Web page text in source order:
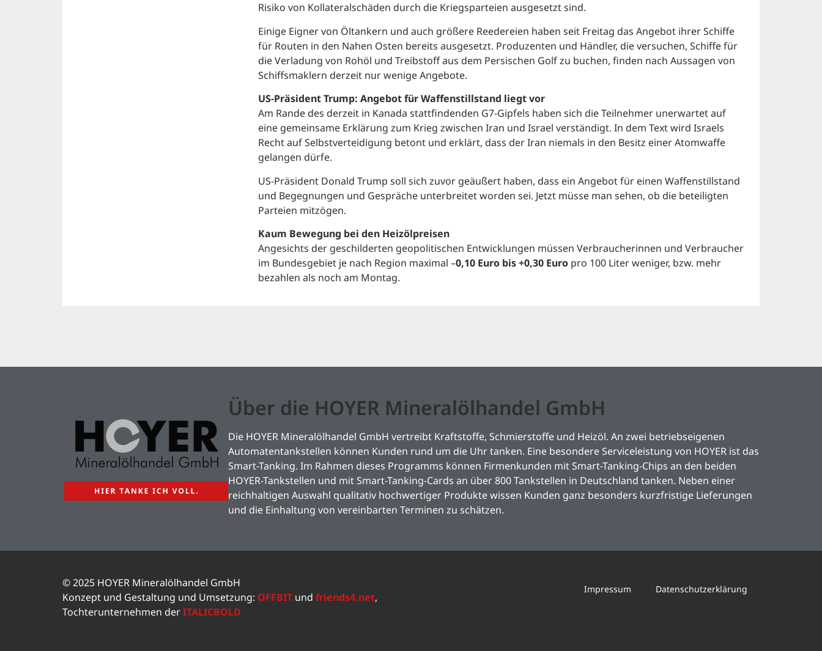
Risiko von Kollateralschäden durch die Kriegsparteien ausgesetzt sind.
Einige Eigner von Öltankern und auch größere Reedereien haben seit Freitag das Angebot ihrer Schiffe
für Routen in den Nahen Osten bereits ausgesetzt. Produzenten und Händler, die versuchen, Schiffe für
die Verladung von Rohöl und Treibstoff aus dem Persischen Golf zu buchen, finden nach Aussagen von
Schiffsmaklern derzeit nur wenige Angebote.
US-Präsident Trump: Angebot für Waffenstillstand liegt vor
Am Rande des derzeit in Kanada stattfindenden G7-Gipfels haben sich die Teilnehmer unerwartet auf
eine gemeinsame Erklärung zum Krieg zwischen Iran und Israel verständigt. In dem Text wird Israels
Recht auf Selbstverteidigung betont und erklärt, dass der Iran niemals in den Besitz einer Atomwaffe
gelangen dürfe.
US-Präsident Donald Trump soll sich zuvor geäußert haben, dass ein Angebot für einen Waffenstillstand
und Begegnungen und Gespräche unterbreitet worden sei. Jetzt müsse man sehen, ob die beteiligten
Parteien mitzögen.
Kaum Bewegung bei den Heizölpreisen
Angesichts der geschilderten geopolitischen Entwicklungen müssen Verbraucherinnen und Verbraucher
im Bundesgebiet je nach Region maximal –0,10 Euro bis +0,30 Euro pro 100 Liter weniger, bzw. mehr
bezahlen als noch am Montag.
Über die HOYER Mineralölhandel GmbH
Die HOYER Mineralölhandel GmbH vertreibt Kraftstoffe, Schmierstoffe und Heizöl. An zwei betriebseigenen
Automatentankstellen können Kunden rund um die Uhr tanken. Eine besondere Serviceleistung von HOYER ist das
Smart-Tanking. Im Rahmen dieses Programms können Firmenkunden mit Smart-Tanking-Chips an den beiden
HOYER-Tankstellen und mit Smart-Tanking-Cards an über 800 Tankstellen in Deutschland tanken. Neben einer
reichhaltigen Auswahl qualitativ hochwertiger Produkte wissen Kunden ganz besonders kurzfristige Lieferungen
und die Einhaltung von vereinbarten Terminen zu schätzen.
© 2025 HOYER Mineralölhandel GmbH
Konzept und Gestaltung und Umsetzung: OFFBIT und friends4.net,
Tochterunternehmen derITALICBOLD
Impressum Datenschutzerklärung